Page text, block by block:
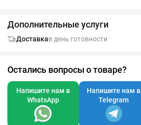
Дополнительные услуги
Доставкав день готовности
Остались вопросы о товаре?
Напишите нам в
WhatsApp
Напишите нам в
Telegram